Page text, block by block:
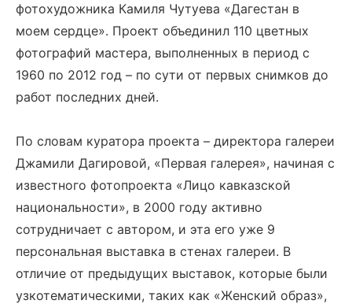
фотохудожника Камиля Чутуева «Дагестан в
моем сердце». Проект объединил 110 цветных
фотографий мастера, выполненных в период с
1960 по 2012 год – по сути от первых снимков до
работ последних дней.
По словам куратора проекта – директора галереи
Джамили Дагировой, «Первая галерея», начиная с
известного фотопроекта «Лицо кавказской
национальности», в 2000 году активно
сотрудничает с автором, и эта его уже 9
персональная выставка в стенах галереи. В
отличие от предыдущих выставок, которые были
узкотематическими, таких как «Женский образ»,